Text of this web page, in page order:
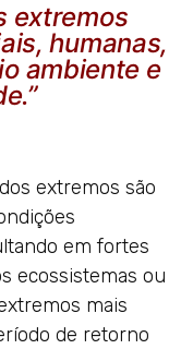
extremos
humanas,
ambiente e
extremos são
em fortes
ecossistemas ou
mais
de retorno